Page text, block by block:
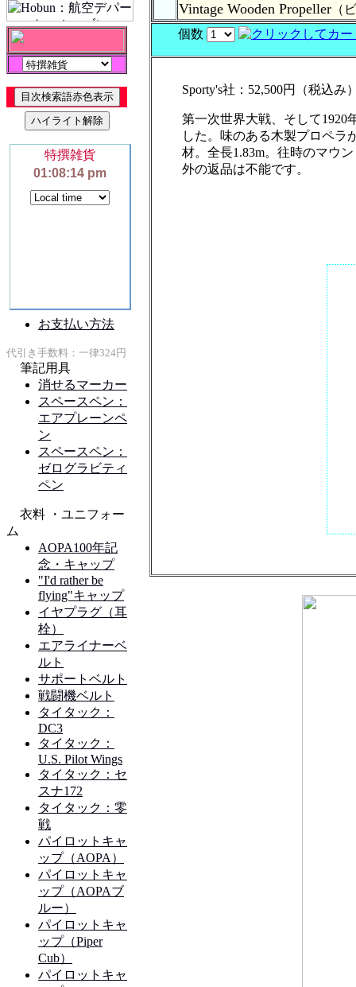
Vintage Wooden Propeller （
個数
Sporty's社：52,500円（税込み
第一次世界大戦、そして1920
した。味のある木製プロペラ
材。全長1.83m。往時のマウ
外の返品は不能です。